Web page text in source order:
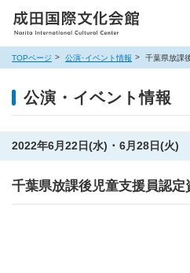
TOPページ 公演･イベント情報 千葉県放課
公演・イベント情報
2022年6月22日(水) ･ 6月28日(火)
千葉県放課後児童支援員認定